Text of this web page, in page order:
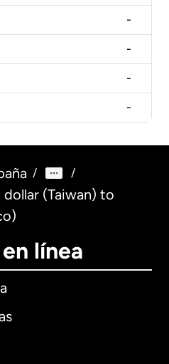
-
-
-
-
/ /
(Taiwan) to
línea